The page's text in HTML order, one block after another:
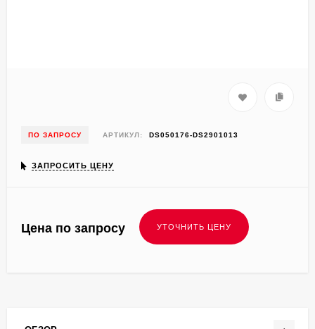
ПО ЗАПРОСУ АРТИКУЛ: DS050176-DS2901013
ЗАПРОСИТЬ ЦЕНУ
Цена по запросу